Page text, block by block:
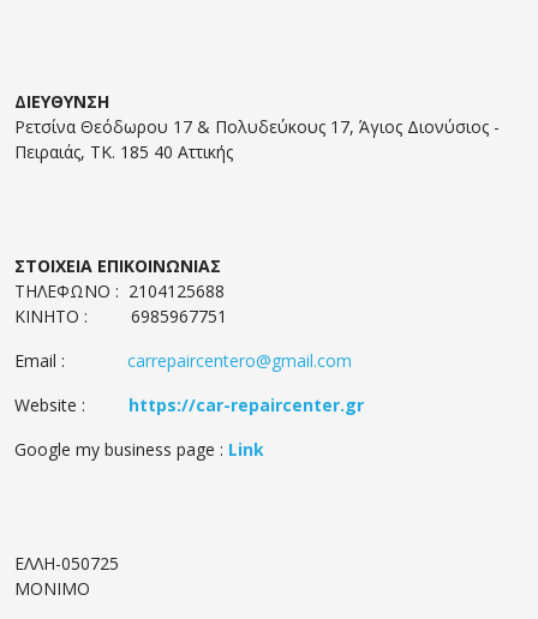
ΔΙΕΥΘΥΝΣΗ
Ρετσίνα Θεόδωρου 17 & Πολυδεύκους 17, Άγιος Διονύσιος -
Πειραιάς, ΤΚ. 185 40 Αττικής
ΣΤΟΙΧΕΙΑ ΕΠΙΚΟΙΝΩΝΙΑΣ
ΤΗΛΕΦΩΝΟ : 2104125688
ΚΙΝΗΤΟ : 6985967751
Email : carrepaircentero@gmail.com
Website :
https://car-repaircenter.gr
Google my business page : Link
ΕΛΛΗ-050725
ΜΟΝΙΜΟ